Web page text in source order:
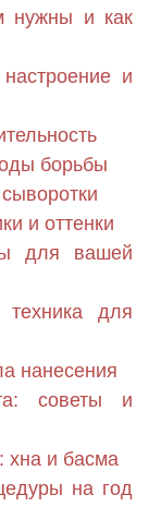
нужны и как
и
борьбы
и оттенки
для вашей
для
нанесения
советы и
хна и басма
на год